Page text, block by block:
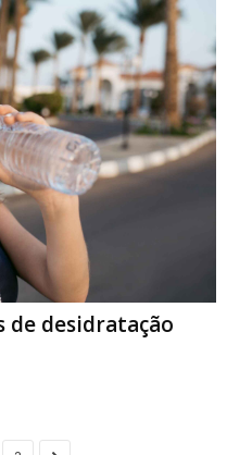
de desidratação